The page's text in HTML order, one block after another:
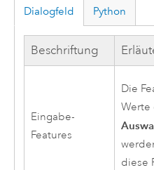
Dialogfeld Python
Beschriftung
Eingabe-
Features
Die
Werte
diese